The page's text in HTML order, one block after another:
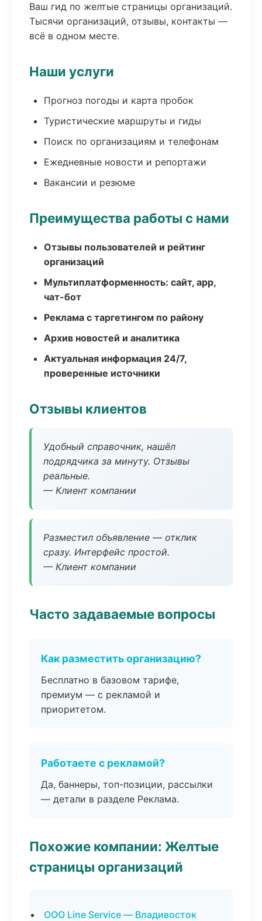
Ваш гид по желтые страницы организаций.
Тысячи организаций, отзывы, контакты —
всё в одном месте.
Наши услуги
Прогноз погоды и карта пробок
Туристические маршруты и гиды
Поиск по организациям и телефонам
Ежедневные новости и репортажи
Вакансии и резюме
Преимущества работы с нами
Отзывы пользователей и рейтинг
организаций
Мультиплатформенность: сайт, app,
чат-бот
Реклама с таргетингом по району
Архив новостей и аналитика
Актуальная информация 24/7,
проверенные источники
Отзывы клиентов
Удобный справочник, нашёл
подрядчика за минуту. Отзывы
реальные.
— Клиент компании
Разместил объявление — отклик
сразу. Интерфейс простой.
— Клиент компании
Часто задаваемые вопросы
Как разместить организацию?
Бесплатно в базовом тарифе,
премиум — с рекламой и
приоритетом.
Работаете с рекламой?
Да, баннеры, топ-позиции, рассылки
— детали в разделе Реклама.
Похожие компании: Желтые
страницы организаций
ООО Line Service — Владивосток